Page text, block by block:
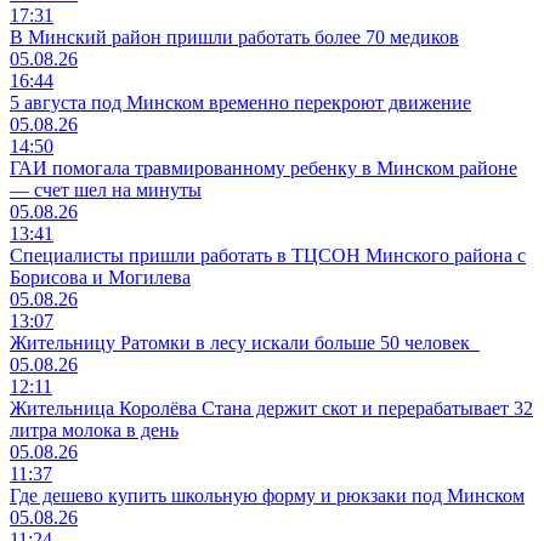
17:31
В Минский район пришли работать более 70 медиков
05.08.26
16:44
5 августа под Минском временно перекроют движение
05.08.26
14:50
ГАИ помогала травмированному ребенку в Минском районе
— счет шел на минуты
05.08.26
13:41
Специалисты пришли работать в ТЦСОН Минского района с
Борисова и Могилева
05.08.26
13:07
Жительницу Ратомки в лесу искали больше 50 человек
05.08.26
12:11
Жительница Королёва Стана держит скот и перерабатывает 32
литра молока в день
05.08.26
11:37
Где дешево купить школьную форму и рюкзаки под Минском
05.08.26